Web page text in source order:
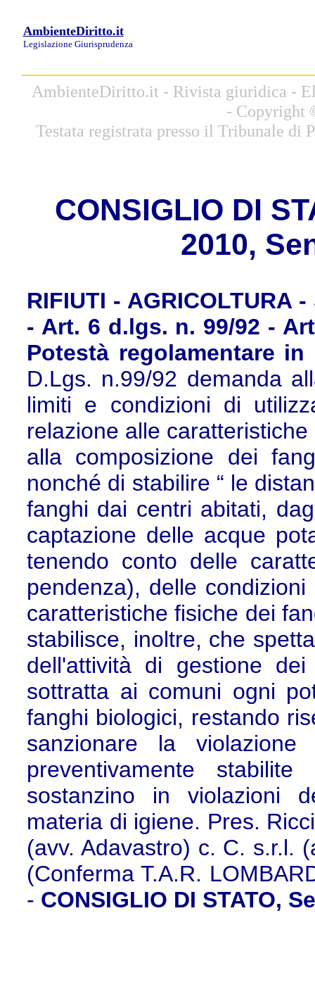
AmbienteDiritto.it
Legislazione Giurisprudenza
AmbienteDiritto.it - Rivista giuridica -
- Copyright
Testata registrata presso il Tribunale di
CONSIGLIO DI
2010,
RIFIUTI -
- Art. 6 d.lgs. n. 99/92 -
Potestà regolamentare
D.Lgs. n.99/92 demanda
limiti e condizioni di
relazione alle
alla composizione dei
nonché di stabilire “ le
fanghi dai centri abitati,
captazione delle acque
tenendo conto delle
pendenza), delle
caratteristiche fisiche dei
stabilisce, inoltre, che
dell'attività di gestione
sottratta ai comuni ogni
fanghi biologici, restando
sanzionare la violazione
preventivamente
sostanzino in violazioni
materia di igiene. Pres.
(avv. Adavastro) c. C. s.r.l.
(Conferma T.A.R.
- CONSIGLIO DI STATO,